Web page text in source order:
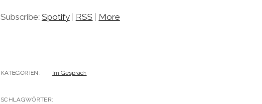
Subscribe: Spotify| RSS More
KATEGORIEN: Im Gespräch
SCHLAGWÖRTER: